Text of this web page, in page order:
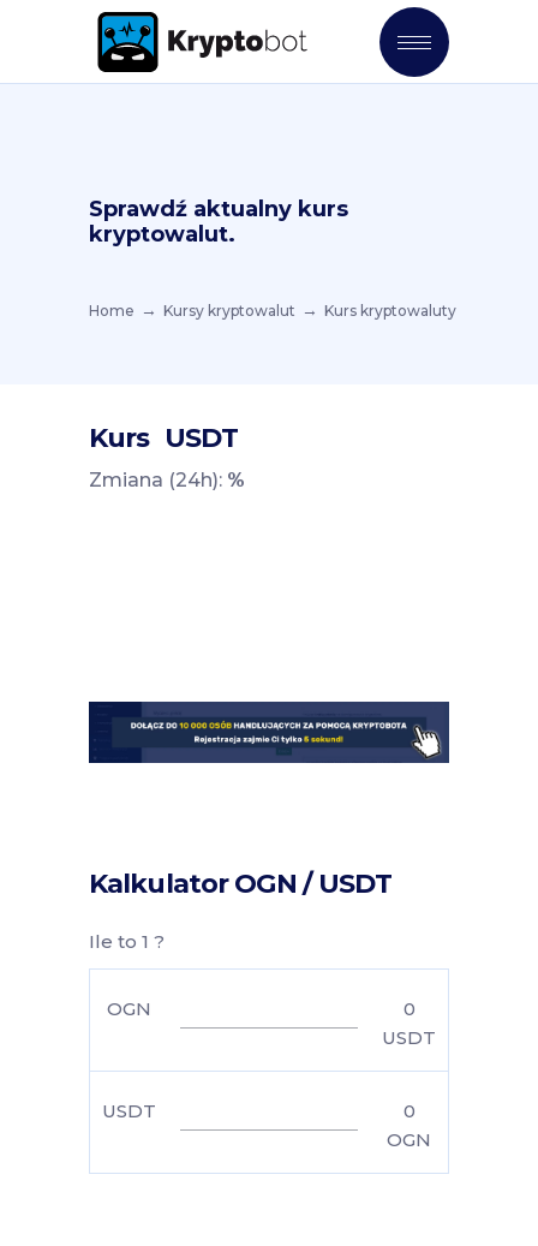
Sprawdź aktualny kurs
kryptowalut.
Home Kursy kryptowalut Kurs kryptowaluty
Kurs USDT
Zmiana (24h): %
Kalkulator OGN / USDT
Ile to 1 ?
OGN
0
USDT
USDT
0
OGN